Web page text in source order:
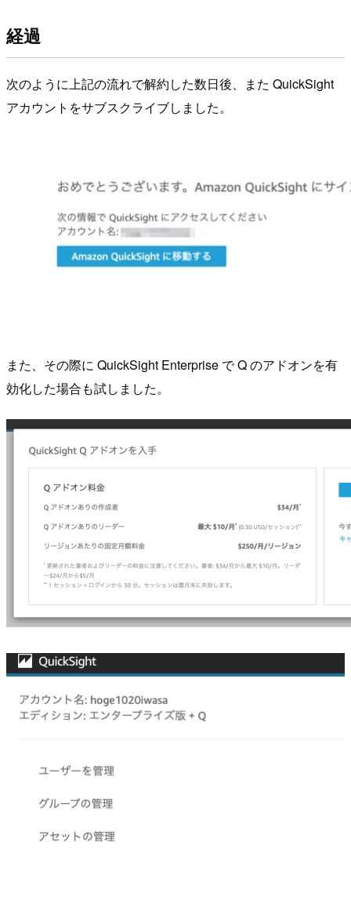
経過
次のように上記の流れで解約した数日後、また QuickSight
アカウントをサブスクライブしました。
また、その際に QuickSight Enterprise で Q のアドオンを有
効化した場合も試しました。